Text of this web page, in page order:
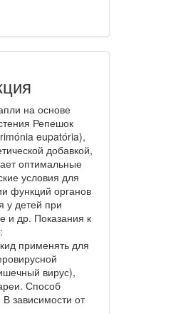
на основе
Репешок
eupatória),
добавкой,
оптимальные
условия для
функций органов
у детей при
и др. Показания к
применять для
вирус),
Способ
зависимости от